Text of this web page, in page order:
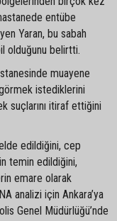
hastanede entübe
Yaran, bu sabah
olduğunu belirtti.
muayene
istediklerini
suçlarını itiraf ettiğini
edildiğini, cep
temin edildiğini,
emare olarak
analizi için Ankara’ya
Genel Müdürlüğü’nde